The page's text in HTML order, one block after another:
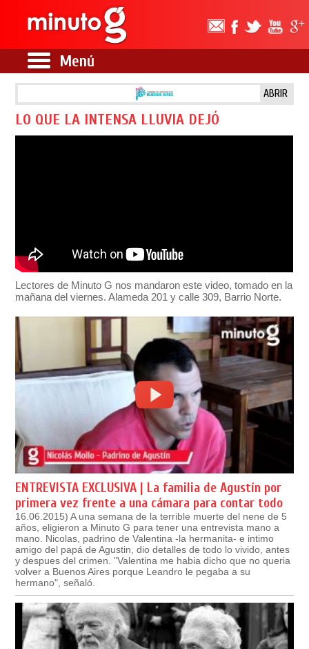
Menú
ABRIR
LO QUE LA INTENSA LLUVIA DEJÓ
Lectores de Minuto G nos mandaron este video, tomado en la
mañana del viernes. Alameda 201 y calle 309, Barrio Norte.
ENTREVISTA EXCLUSIVA | La familia de Agustín por
primera vez frente a una cámara para contar todo
16.06.2015) A una semana de la terrible muerte del nene de 5
años, eligieron a Minuto G para tener una entrevista mano a
mano. Nicolas, padrino de Valentina -la hermanita- e intimo
amigo del papá de Agustin, dio detalles de todo lo vivido, antes
y despues del crimen. "Valentina me habia dicho que no queria
volver a Buenos Aires porque Leandro le pegaba a su
hermano", señaló.